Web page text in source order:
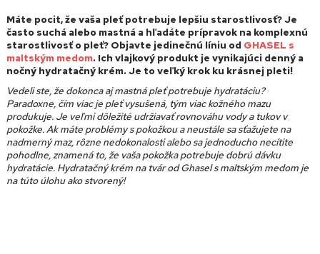
Máte pocit, že vaša pleť potrebuje lepšiu starostlivosť? Je
často suchá alebo mastná a hľadáte prípravok na komplexnú
starostlivosť o pleť? Objavte jedinečnú líniu odGHASEL s
maltským medom. Ich vlajkový produkt je vynikajúci denný a
nočný hydratačný krém. Je to veľký krok ku krásnej pleti!
Vedeli ste, že dokonca aj mastná pleť potrebuje hydratáciu?
Paradoxne, čím viac je pleť vysušená, tým viac kožného mazu
produkuje. Je veľmi dôležité udržiavať rovnováhu vody a tukov v
pokožke. Ak máte problémy s pokožkou a neustále sa sťažujete na
nadmerný maz, rôzne nedokonalosti alebo sa jednoducho necítite
pohodlne, znamená to, že vaša pokožka potrebuje dobrú dávku
hydratácie. Hydratačný krém na tvár od Ghasel s maltským medom je
na túto úlohu ako stvorený!